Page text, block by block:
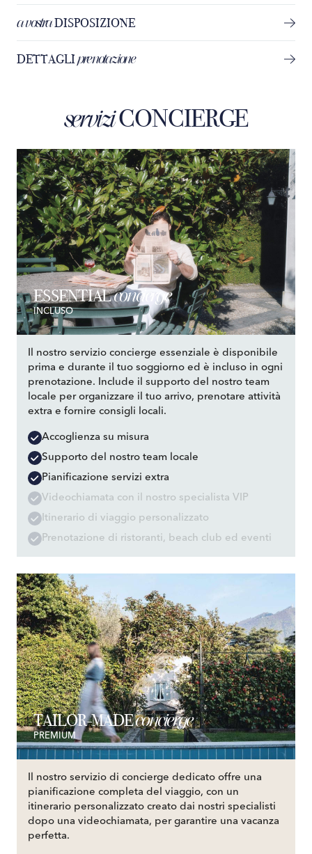
a vostraDISPOSIZIONE
DETTAGLIprenotazione
serviziCONCIERGE
ESSENTIALconcierge
INCLUSO
Il nostro servizio concierge essenziale è disponibile
prima e durante il tuo soggiorno ed è incluso in ogni
prenotazione. Include il supporto del nostro team
locale per organizzare il tuo arrivo, prenotare attività
extra e fornire consigli locali.
Accoglienza su misura
Supporto del nostro team locale
Pianificazione servizi extra
Videochiamata con il nostro specialista VIP
Itinerario di viaggio personalizzato
Prenotazione di ristoranti, beach club ed eventi
TAILOR-MADEconcierge
PREMIUM
Il nostro servizio di concierge dedicato offre una
pianificazione completa del viaggio, con un
itinerario personalizzato creato dai nostri specialisti
dopo una videochiamata, per garantire una vacanza
perfetta.